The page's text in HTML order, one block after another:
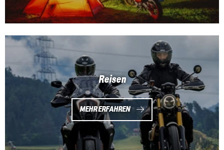
Reisen
MEHR ERFAHREN